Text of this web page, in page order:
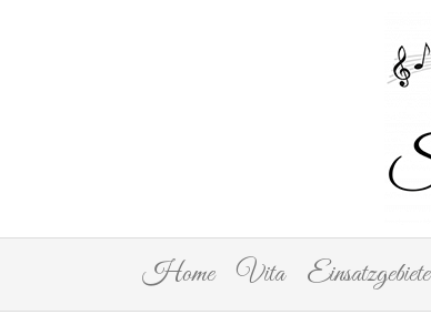
Home Vita Einsatzgebiete